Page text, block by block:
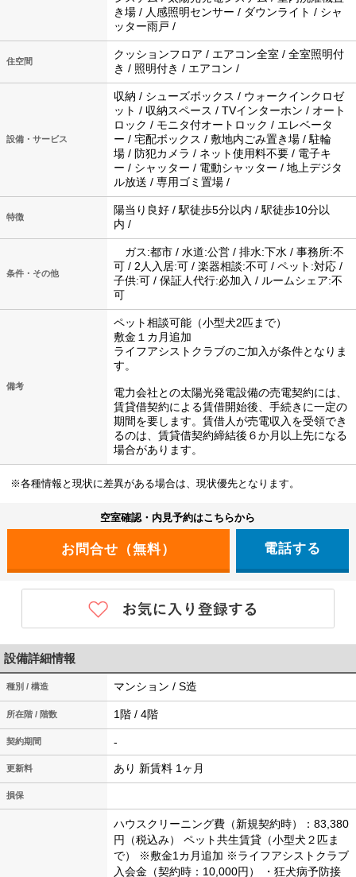
き場 / 人感照明センサー / ダウンライト / シャ
ッター雨戸 /
住空間
クッションフロア / エアコン全室 / 全室照明付
き / 照明付き / エアコン /
設備・サービス
収納 / シューズボックス / ウォークインクロゼ
ット / 収納スペース / TVインターホン / オート
ロック / モニタ付オートロック / エレベータ
ー / 宅配ボックス / 敷地内ごみ置き場 / 駐輪
場 / 防犯カメラ / ネット使用料不要 / 電子キ
ー / シャッター / 電動シャッター / 地上デジタ
ル放送 / 専用ゴミ置場 /
特徴
陽当り良好 / 駅徒歩5分以内 / 駅徒歩10分以
内 /
条件・その他
ガス:都市 / 水道:公営 / 排水:下水 / 事務所:不
可 / 2人入居:可 / 楽器相談:不可 / ペット:対応 /
子供:可 / 保証人代行:必加入 / ルームシェア:不
可
備考
ペット相談可能（小型犬2匹まで）
敷金１カ月追加
ライフアシストクラブのご加入が条件となりま
す。
電力会社との太陽光発電設備の売電契約には、
賃貸借契約による賃借開始後、手続きに一定の
期間を要します。賃借人が売電収入を受領でき
るのは、賃貸借契約締結後６か月以上先になる
場合があります。
※各種情報と現状に差異がある場合は、現状優先となります。
空室確認・内見予約はこちらから
電話する
設備詳細情報
種別 / 構造 マンション / S造
所在階 / 階数 1階 / 4階
契約期間 -
更新料 あり 新賃料 1ヶ月
損保
ハウスクリーニング費（新規契約時）：83,380
円（税込み）
ペット共生賃貸（小型犬２匹ま
で）
※敷金1カ月追加 ※ライフアシストクラブ
入会金（契約時：10,000円）
・狂犬病予防接